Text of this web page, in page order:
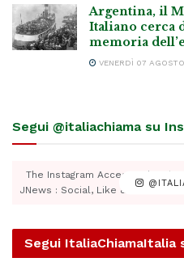
Argentina, il
Italiano cerca
memoria
VENERDÌ 07
Segui @italiachiama su
The Instagram Access Token
JNews : Social, Like & View >
Segui ItaliaChiamaItalia